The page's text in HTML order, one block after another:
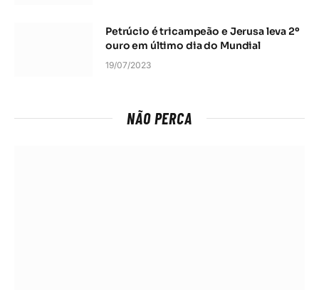
Petrúcio é tricampeão e Jerusa leva 2º
ouro em último dia do Mundial
19/07/2023
NÃO PERCA